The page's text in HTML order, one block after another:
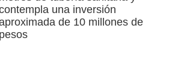
una inversión
de 10 millones de
pesos